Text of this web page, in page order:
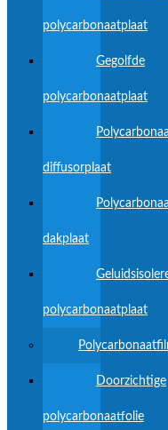
polycarbonaatplaat
Gegolfde
polycarbonaatplaat
diffusorplaat
dakplaat
polycarbonaatplaat
Doorzichtige
polycarbonaatfolie